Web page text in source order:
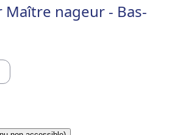
Maître nageur - Bas-